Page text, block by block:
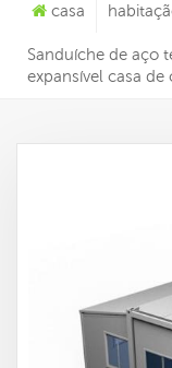
casa
Sanduíche de aço
expansível casa